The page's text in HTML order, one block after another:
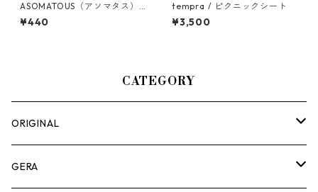
ASOMATOUS（アソマタス）
「A∀＋」ロゴステッカー
¥440
tempra / ピクニックシート
¥3,500
CATEGORY
ORIGINAL
ASOMATOUS
GERA